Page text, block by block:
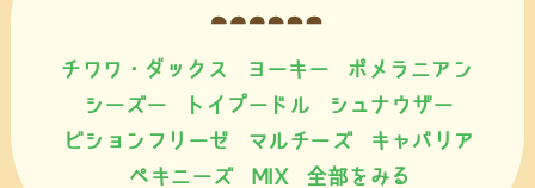
チワワ・ダックス ヨーキー
ポメラニアン
シーズー
トイプードル
シュナウザー
ビションフリーゼ
マルチーズ
キャバリア
ペキニーズ
MIX 全部をみる